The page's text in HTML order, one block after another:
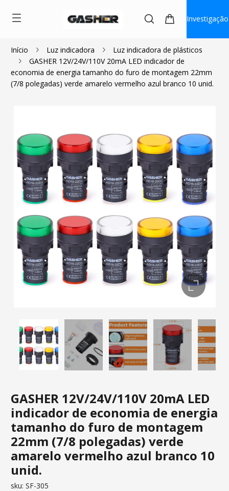
Investigação
Início Luz indicadora
Luz indicadora de plásticos
GASHER 12V/24V/110V 20mA LED indicador de
economia de energia tamanho do furo de montagem 22mm
(7/8 polegadas) verde amarelo vermelho azul branco 10 unid.
GASHER 12V/24V/110V 20mA LED
indicador de economia de energia
tamanho do furo de montagem
22mm (7/8 polegadas) verde
amarelo vermelho azul branco 10
unid.
$12.14
sku: SF-305